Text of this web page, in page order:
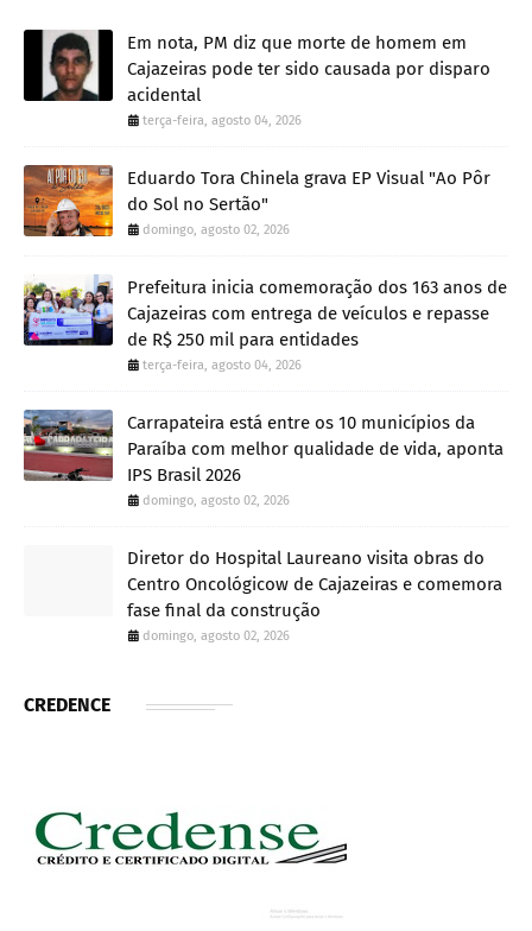
Em nota, PM diz que morte de homem em
Cajazeiras pode ter sido causada por disparo
acidental
terça-feira, agosto 04, 2026
Eduardo Tora Chinela grava EP Visual "Ao Pôr
do Sol no Sertão"
domingo, agosto 02, 2026
Prefeitura inicia comemoração dos 163 anos de
Cajazeiras com entrega de veículos e repasse
de R$ 250 mil para entidades
terça-feira, agosto 04, 2026
Carrapateira está entre os 10 municípios da
Paraíba com melhor qualidade de vida, aponta
IPS Brasil 2026
domingo, agosto 02, 2026
Diretor do Hospital Laureano visita obras do
Centro Oncológicow de Cajazeiras e comemora
fase final da construção
domingo, agosto 02, 2026
CREDENCE